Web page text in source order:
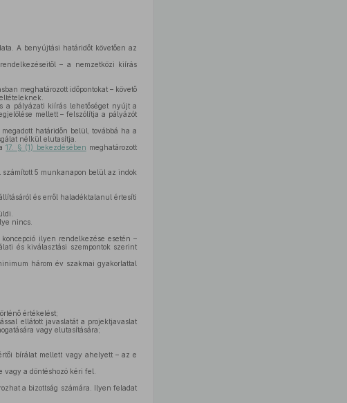
A benyújtási határidőt követően az
rendelkezéseitől – a nemzetközi kiírás
meghatározott időpontokat – követő
a pályázati kiírás lehetőséget nyújt a
mellett – felszólítja a pályázót
határidőn belül, továbbá ha a
nélkül elutasítja.
a17. § (1) bekezdésében meghatározott
5 munkanapon belül az indok
és erről haladéktalanul értesíti
nincs.
ilyen rendelkezése esetén –
és kiválasztási szempontok szerint
három év szakmai gyakorlattal
értékelést;
ellátott javaslatát a projektjavaslat
vagy elutasítására;
bírálat mellett vagy ahelyett – az e
a döntéshozó kéri fel.
a bizottság számára. Ilyen feladat